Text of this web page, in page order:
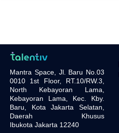
Mantra Space, Jl. Baru No.03
0010 1st Floor, RT.10/RW.3,
North Kebayoran Lama,
Kebayoran Lama, Kec. Kby.
Baru, Kota Jakarta Selatan,
Daerah Khusus
Ibukota Jakarta 12240